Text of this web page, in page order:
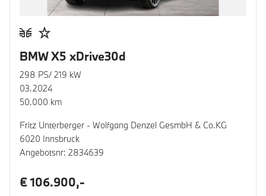
BMW X5 xDrive30d
298 PS/ 219 kW
03.2024
50.000 km
Fritz Unterberger - Wolfgang Denzel GesmbH & Co.KG
6020 Innsbruck
Angebotsnr: 2834639
€ 106.900,-